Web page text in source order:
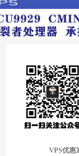
VPS优惠